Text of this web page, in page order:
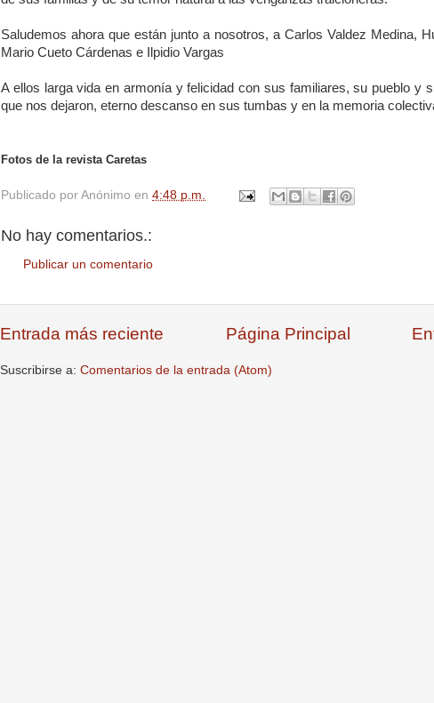
Saludemos ahora que están junto a nosotros, a Carlos Valdez Medina,
Mario Cueto Cárdenas e Ilpidio Vargas
A ellos larga vida en armonía y felicidad con sus familiares, su pueblo y
que nos dejaron, eterno descanso en sus tumbas y en la memoria
Fotos de la revista Caretas
Publicado por Anónimo en 4:48 p.m.
No hay comentarios.:
Publicar un comentario
Entrada más reciente Página Principal
Suscribirse a: Comentarios de la entrada (Atom)